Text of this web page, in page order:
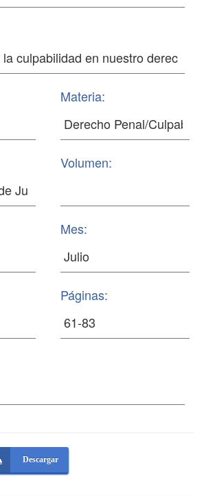
Materia:
Volumen:
Mes:
Páginas:
Descargar